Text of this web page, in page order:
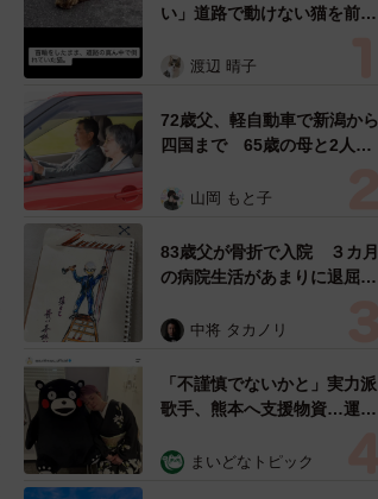
い」道路で動けない猫を前に
ようとした4日間 「命の重
表の訴え
渡辺 晴子
72歳父、軽自動車で新潟から
四国まで 65歳の母と2人で
憩まで分刻み… 「大学生で
山岡 もと子
83歳父が骨折で入院 ３カ月
の病院生活があまりに退屈で
い！」→スケッチブックを見
すよ…」
中将 タカノリ
「不謹慎でないかと」実力派
歌手、熊本へ支援物資…運搬
めらい 「痛いほど伝わる」
まいどなトピック